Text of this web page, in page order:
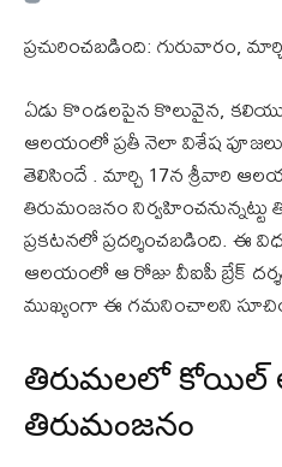
ప్రచురించబడింది: గురువారం,
ఏడు కొండలపైన కొలువైన,
ఆలయంలో ప్రతీ నెలా విశేష
తెలిసిందే . మార్చి 17న శ్రీవారి
తిరుమంజనం
ప్రకటనలో ప్రదర్శించబడింది. ఈ
ఆలయంలో ఆ రోజు వీఐపీ బ్రేక్
ముఖ్యంగా ఈ గమనించాలని
తిరుమలలో కోయిల్
తిరుమంజనం